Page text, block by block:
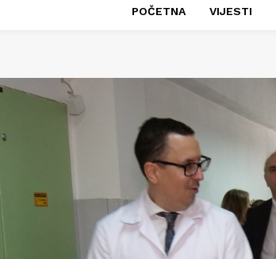
POČETNA VIJESTI